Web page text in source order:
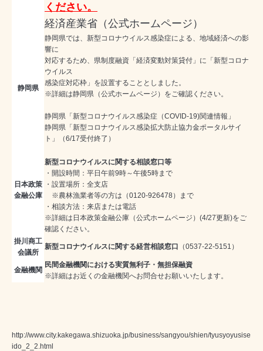
ください。
経済産業省（公式ホームページ）
静岡県
静岡県では、新型コロナウイルス感染症による、地域経済への影
響に
対応するため、県制度融資「経済変動対策貸付」に「新型コロナ
ウイルス
感染症対応枠」を設置することとしました。
※詳細は静岡県（公式ホームページ） をご確認ください。
静岡県 「新型コロナウイルス感染症（COVID-19)関連情報」
静岡県 「新型コロナウイルス感染拡大防止協力金ポータルサイ
ト」
（6/17受付終了）
日本政策
金融公庫
新型コロナウイルスに関する相談窓口等
・開設時間：平日午前9時～午後5時まで
・設置場所：全支店
※農林漁業者等の方は（0120-926478）まで
・相談方法：来店または電話
※詳細は 日本政策金融公庫（公式ホームページ） (4/27更新)をご
確認ください。
掛川商工
会議所
新型コロナウイルスに関する経営相談窓口 （0537-22-5151）
金融機関
民間金融機関における実質無利子・無担保融資
※詳細はお近くの金融機関へお問合せお願いいたします。
http://www.city.kakegawa.shizuoka.jp/business/sangyou/shien/tyusyoyusise
ido_2_2.html